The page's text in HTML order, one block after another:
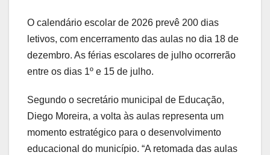
O calendário escolar de 2026 prevê 200 dias
letivos, com encerramento das aulas no dia 18 de
dezembro. As férias escolares de julho ocorrerão
entre os dias 1º e 15 de julho.
Segundo o secretário municipal de Educação,
Diego Moreira, a volta às aulas representa um
momento estratégico para o desenvolvimento
educacional do município. “A retomada das aulas